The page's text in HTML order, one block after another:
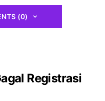
(0)
Registrasi